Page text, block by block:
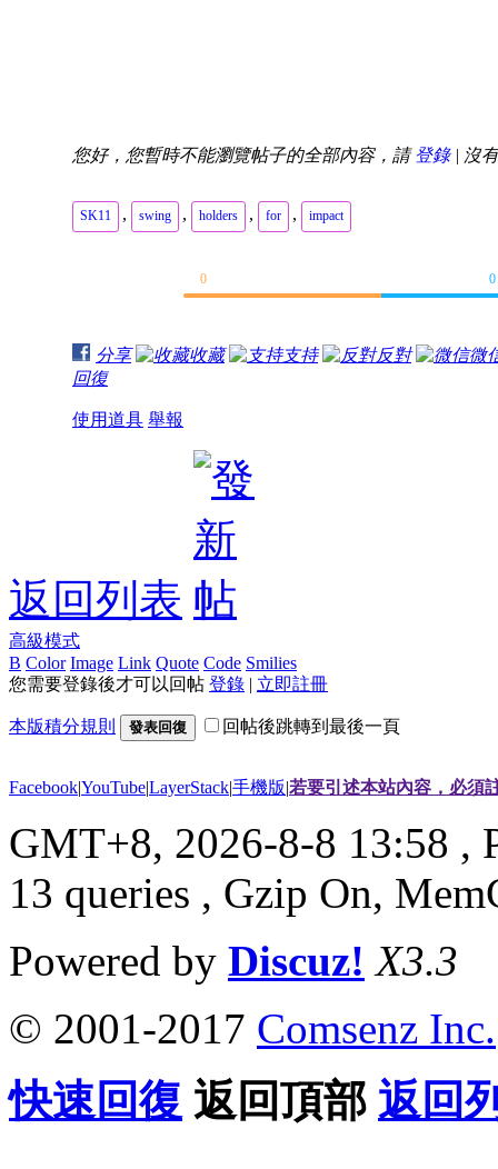
您好，您暫時不能瀏覽帖子的全部內容，請登錄| 沒
SK11 , swing , holders , for , impact
0
0
分享 收藏 支持 反對
微
回復
使用道具 舉報
返回列表
高級模式
B Color Image Link Quote Code Smilies
您需要登錄後才可以回帖 登錄 | 立即註冊
本版積分規則 發表回復 回帖後跳轉到最後一頁
Facebook|YouTube|LayerStack|手機版|若要引述本站內容，必須
GMT+8, 2026-8-8 13:58 ,
13 queries , Gzip On,
Powered by Discuz! X3.3
© 2001-2017 Comsenz Inc.
快速回復 返回頂部 返回